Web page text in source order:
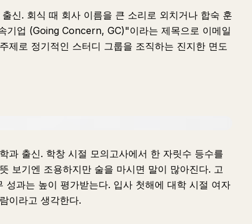
신. 회식 때 회사 이름을 큰 소리로 외치거나 합숙 훈
기업 (Going Concern, GC)"이라는 제목으로 이메일
제로 정기적인 스터디 그룹을 조직하는 진지한 면도
과 출신. 학창 시절 모의고사에서 한 자릿수 등수를
보기엔 조용하지만 술을 마시면 말이 많아진다. 고
성과는 높이 평가받는다. 입사 첫해에 대학 시절 여자
이라고 생각한다.